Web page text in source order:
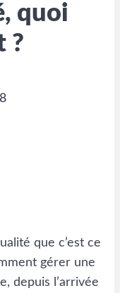
quoi
?
que c’est ce
gérer une
depuis l’arrivée